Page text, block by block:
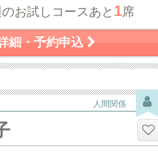
お試しコースあと 1席
細・予約申込
人間関係